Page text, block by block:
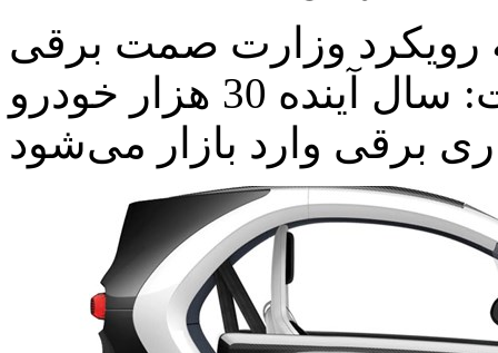
رویکرد وزارت صمت برقی
سازی خودروها است، گفت: سال آینده 30 هزار خودرو